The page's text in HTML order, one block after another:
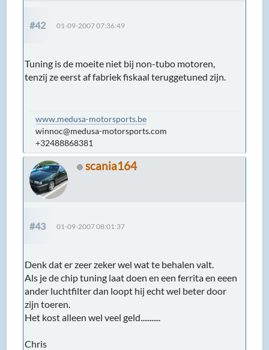
#42 01-09-2007 07:36:49
Tuning is de moeite niet bij non-tubo motoren,
tenzij ze eerst af fabriek fiskaal teruggetuned zijn.
www.medusa-motorsports.be
winnoc@medusa-motorsports.com
+32488868381
scania164
#43 01-09-2007 08:01:37
Denk dat er zeer zeker wel wat te behalen valt.
Als je de chip tuning laat doen en een ferrita en eeen
ander luchtfilter dan loopt hij echt wel beter door
zijn toeren.
Het kost alleen wel veel geld...........
Chris